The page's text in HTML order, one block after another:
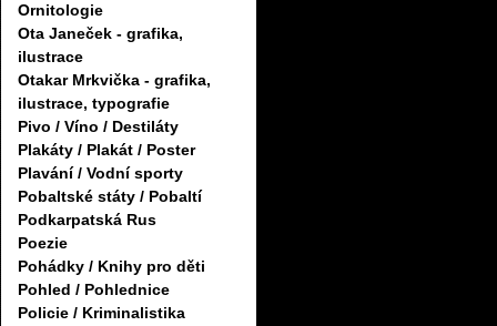
Ornitologie
Ota Janeček - grafika,
ilustrace
Otakar Mrkvička - grafika,
ilustrace, typografie
Pivo / Víno / Destiláty
Plakáty / Plakát / Poster
Plavání / Vodní sporty
Pobaltské státy / Pobaltí
Podkarpatská Rus
Poezie
Pohádky / Knihy pro děti
Pohled / Pohlednice
Policie / Kriminalistika